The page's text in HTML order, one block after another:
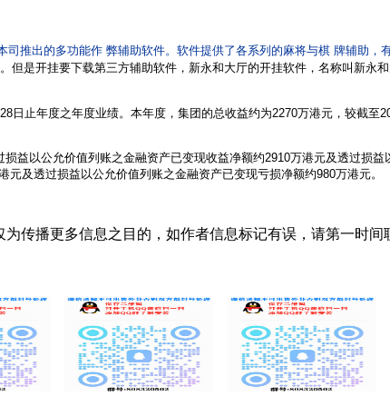
推出的多功能作 弊辅助软件。软件提供了各系列的麻将与棋 牌辅助，
但是开挂要下载第三方辅助软件，新永和大厅的开挂软件，名称叫新永
日止年度之年度业绩。本年度，集团的总收益约为2270万港元，较截
益以公允价值列账之金融资产已变现收益净额约2910万港元及透过损
及透过损益以公允价值列账之金融资产已变现亏损净额约980万港元。
传播更多信息之目的，如作者信息标记有误，请第一时间